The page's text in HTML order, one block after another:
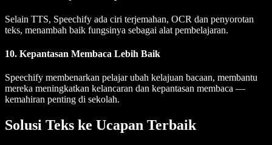
Selain TTS, Speechify ada ciri terjemahan, OCR dan penyorotan
teks, menambah baik fungsinya sebagai alat pembelajaran.
10. Kepantasan Membaca Lebih Baik
Speechify membenarkan pelajar ubah kelajuan bacaan, membantu
mereka meningkatkan kelancaran dan kepantasan membaca —
kemahiran penting di sekolah.
Solusi Teks ke Ucapan Terbaik